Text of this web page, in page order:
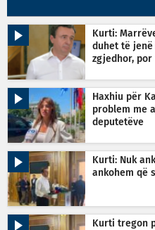
Kurti:
duhet të
zgjedhor,
Haxhiu për
problem me
deputetëve
Kurti: Nuk
ankohem që
Kurti tregon